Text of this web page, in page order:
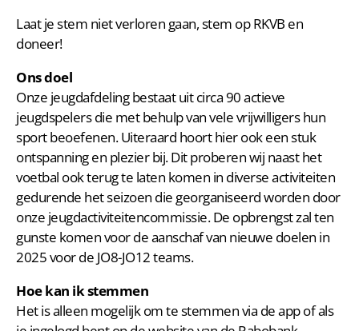
Laat je stem niet verloren gaan, stem op RKVB en
doneer!
Ons doel
Onze jeugdafdeling bestaat uit circa 90 actieve
jeugdspelers die met behulp van vele vrijwilligers hun
sport beoefenen. Uiteraard hoort hier ook een stuk
ontspanning en plezier bij. Dit proberen wij naast het
voetbal ook terug te laten komen in diverse activiteiten
gedurende het seizoen die georganiseerd worden door
onze jeugdactiviteitencommissie. De opbrengst zal ten
gunste komen voor de aanschaf van nieuwe doelen in
2025 voor de JO8-JO12 teams.
Hoe kan ik stemmen
Het is alleen mogelijk om te stemmen via de app of als